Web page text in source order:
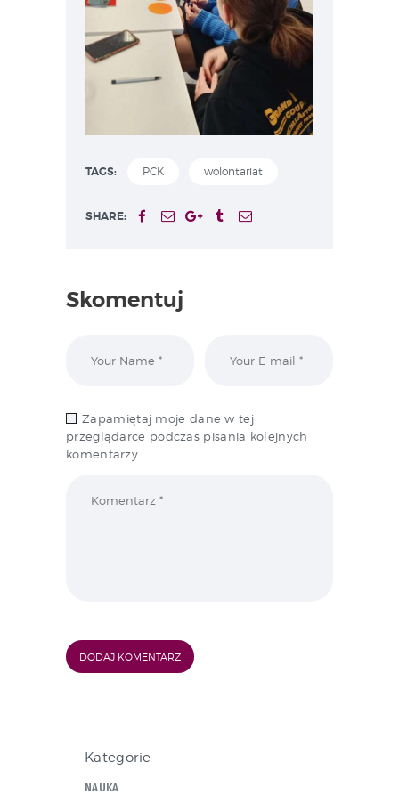
TAGS: PCK wolontariat
SHARE:
Skomentuj
Zapamiętaj moje dane w tej
przeglądarce podczas pisania kolejnych
komentarzy.
Kategorie
NAUKA